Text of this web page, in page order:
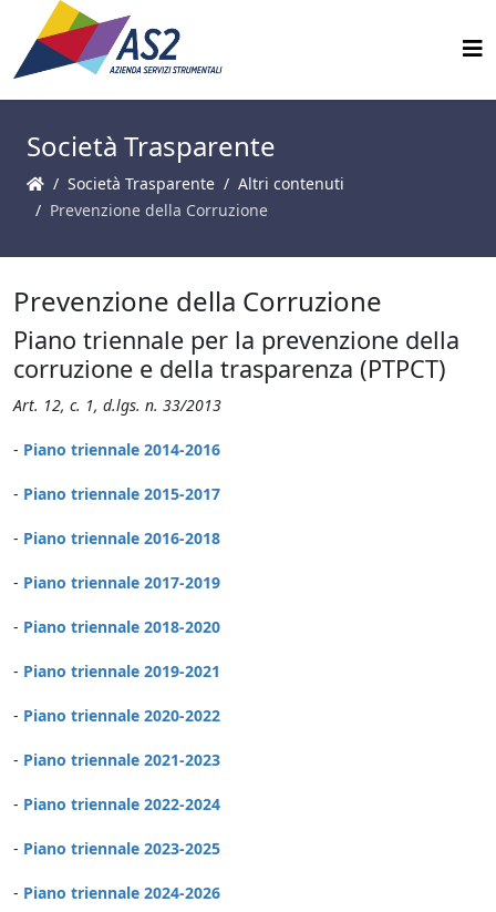
Società Trasparente
Società Trasparente
Altri contenuti
Prevenzione della Corruzione
Prevenzione della Corruzione
Piano triennale per la prevenzione della
corruzione e della trasparenza (PTPCT)
Art. 12, c. 1, d.lgs. n. 33/2013
- Piano triennale 2014-2016
- Piano triennale 2015-2017
- Piano triennale 2016-2018
- Piano triennale 2017-2019
- Piano triennale 2018-2020
- Piano triennale 2019-2021
- Piano triennale 2020-2022
- Piano triennale 2021-2023
- Piano triennale 2022-2024
- Piano triennale 2023-2025
- Piano triennale 2024-2026